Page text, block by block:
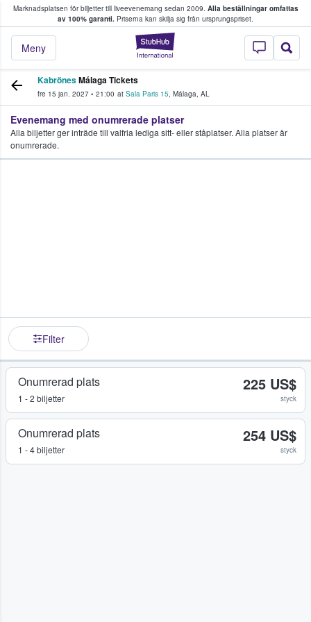
Marknadsplatsen för biljetter till liveevenemang sedan 2009. Alla beställningar omfattas
av 100% garanti. Priserna kan skilja sig från ursprungspriset.
StubHub – där
Meny
köper och säljer biljetter.
KabrönesMálaga Tickets
fre 15 jan. 2027 • 21:00 at Sala Paris 15, Málaga, AL
Evenemang med onumrerade platser
Alla biljetter ger inträde till valfria lediga sitt- eller ståplatser. Alla platser är
onumrerade.
Filter
Onumrerad plats
1 - 2 biljetter
225 US$
styck
Onumrerad plats
1 - 4 biljetter
254 US$
styck